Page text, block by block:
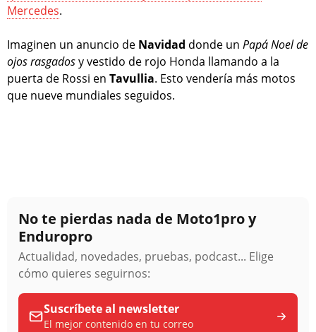
Mercedes.
Imaginen un anuncio de Navidad donde un Papá Noel de
ojos rasgadosy vestido de rojo Honda llamando a la
puerta de Rossi en Tavullia. Esto vendería más motos
que nueve mundiales seguidos.
No te pierdas nada de Moto1pro y
Enduropro
Actualidad, novedades, pruebas, podcast... Elige
cómo quieres seguirnos:
Suscríbete al newsletter
El mejor contenido en tu correo